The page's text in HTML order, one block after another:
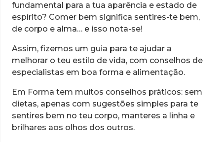
fundamental para a tua aparência e estado de
espírito? Comer bem significa sentires-te bem,
de corpo e alma… e isso nota-se!
Assim, fizemos um guia para te ajudar a
melhorar o teu estilo de vida, com conselhos de
especialistas em boa forma e alimentação.
Em Forma tem muitos conselhos práticos: sem
dietas, apenas com sugestões simples para te
sentires bem no teu corpo, manteres a linha e
brilhares aos olhos dos outros.